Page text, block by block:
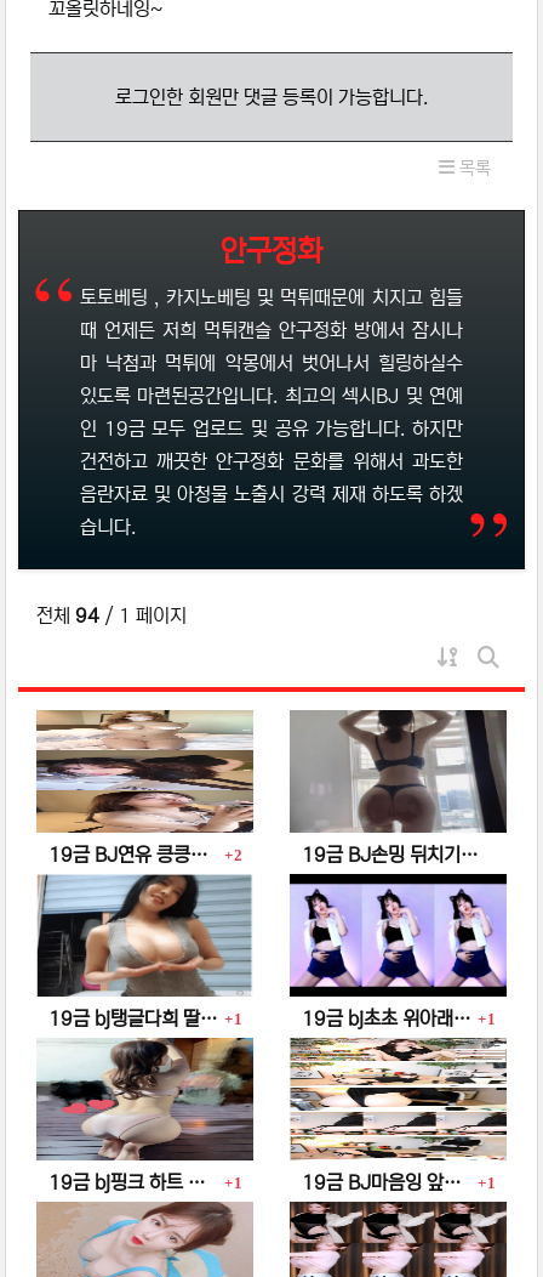
꼬올릿하네잉~
로그인한 회원만 댓글 등록이 가능합니다.
목록
안구정화
토토베팅 , 카지노베팅 및 먹튀때문에 치지고 힘들
때 언제든 저희 먹튀캔슬 안구정화 방에서 잠시나
마 낙첨과 먹튀에 악몽에서 벗어나서 힐링하실수
있도록 마련된공간입니다. 최고의 섹시BJ 및 연예
인 19금 모두 업로드 및 공유 가능합니다. 하지만
건전하고 깨끗한 안구정화 문화를 위해서 과도한
음란자료 및 아청물 노출시 강력 제재 하도록 하겠
습니다.
전체 94/ 1 페이지
게시물 정렬
게시판
19금 BJ연유 킁킁~ 할짝 할짝 ~ 찍~!!! 꿀꺽~… 댓글
2 19금 BJ손밍 뒤치기~ 퍽퍽~ 짝!! 퍽퍽 짝!!
댓글
19금 bj탱글다희 딸랑 ~ 딸랑 ~ 덜렁덜렁 ~ 댓글
1 19금 bj초초 위아래 전부 손가락 말고 내꺼 넣어줄게… 댓글
1
19금 bj핑크 하트 빵댕이 때리고싶어 댓글
1 19금 BJ마음잉 앞빵 옆빵 뒷빵 ~찍~ 댓글
1